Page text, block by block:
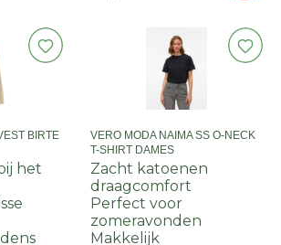
BIRTE
het
VERO MODA NAIMA SS O-NECK
T-SHIRT DAMES
Zacht katoenen
draagcomfort
Perfect voor
zomeravonden
Makkelijk